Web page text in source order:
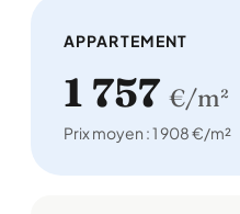
APPARTEMENT
1 757 €/m²
Prix moyen : 1 908 €/m²